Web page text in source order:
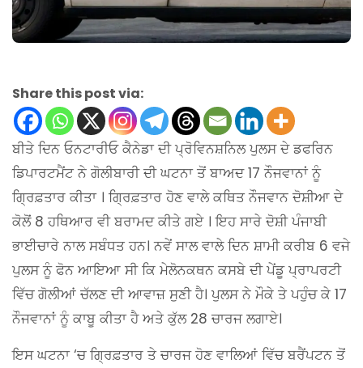
Share this post via:
ਬੀਤੇ ਦਿਨ ਓਨਟਾਰੀਓ ਕੈਨੇਡਾ ਦੀ ਪ੍ਰੋਵਿਨਸ਼ਨਿਲ ਪੁਲਸ ਦੇ ਡਫਰਿਨ
ਡਿਪਾਰਟਮੈਂਟ ਨੇ ਗੋਲੀਬਾਰੀ ਦੀ ਘਟਨਾ ਤੋਂ ਬਾਅਦ 17 ਨੌਜਵਾਨਾਂ ਨੂੰ
ਗ੍ਰਿਫ਼ਤਾਰ ਕੀਤਾ । ਗ੍ਰਿਫ਼ਤਾਰ ਹੋਣ ਵਾਲੇ ਕਥਿਤ ਨੌਜਵਾਨ ਦੋਸ਼ੀਆ ਦੇ
ਕੋਲੋਂ 8 ਹਥਿਆਰ ਵੀ ਬਰਾਮਦ ਕੀਤੇ ਗਏ । ਇਹ ਸਾਰੇ ਦੋਸ਼ੀ ਪੰਜਾਬੀ
ਭਾਈਚਾਰੇ ਨਾਲ ਸਬੰਧਤ ਹਨ। ਨਵੇਂ ਸਾਲ ਵਾਲੇ ਦਿਨ ਸ਼ਾਮੀ ਕਰੀਬ 6 ਵਜੇ
ਪੁਲਸ ਨੂੰ ਫੋਨ ਆਇਆ ਸੀ ਕਿ ਮੇਲੋਨਕਥਨ ਕਸਬੇ ਦੀ ਪੇਂਡੂ ਪ੍ਰਾਪਰਟੀ
ਵਿੱਚ ਗੋਲੀਆਂ ਚੱਲਣ ਦੀ ਆਵਾਜ਼ ਸੁਣੀ ਹੈ। ਪੁਲਸ ਨੇ ਮੌਕੇ ਤੇ ਪਹੁੰਚ ਕੇ 17
ਨੌਜਵਾਨਾਂ ਨੂੰ ਕਾਬੂ ਕੀਤਾ ਹੈ ਅਤੇ ਕੁੱਲ 28 ਚਾਰਜ ਲਗਾਏ।
ਇਸ ਘਟਨਾ ‘ਚ ਗ੍ਰਿਫ਼ਤਾਰ ਤੇ ਚਾਰਜ ਹੋਣ ਵਾਲਿਆਂ ਵਿੱਚ ਬਰੈਂਪਟਨ ਤੋਂ